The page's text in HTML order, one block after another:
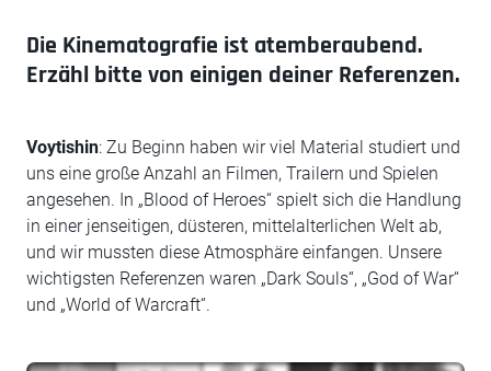
Die Kinematografie ist atemberaubend.
Erzähl bitte von einigen deiner Referenzen.
Voytishin: Zu Beginn haben wir viel Material studiert und
uns eine große Anzahl an Filmen, Trailern und Spielen
angesehen. In „Blood of Heroes“ spielt sich die Handlung
in einer jenseitigen, düsteren, mittelalterlichen Welt ab,
und wir mussten diese Atmosphäre einfangen. Unsere
wichtigsten Referenzen waren „Dark Souls“, „God of War“
und „World of Warcraft“.